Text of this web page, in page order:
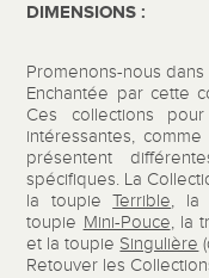
DIMENSIONS :
Promenons-nous
Enchantée par cette
Ces collections
intéressantes,
présentent
spécifiques. La
la toupieTerrible, la
toupie Mini-Pouce, la
et la toupie Singulière
Retouver les